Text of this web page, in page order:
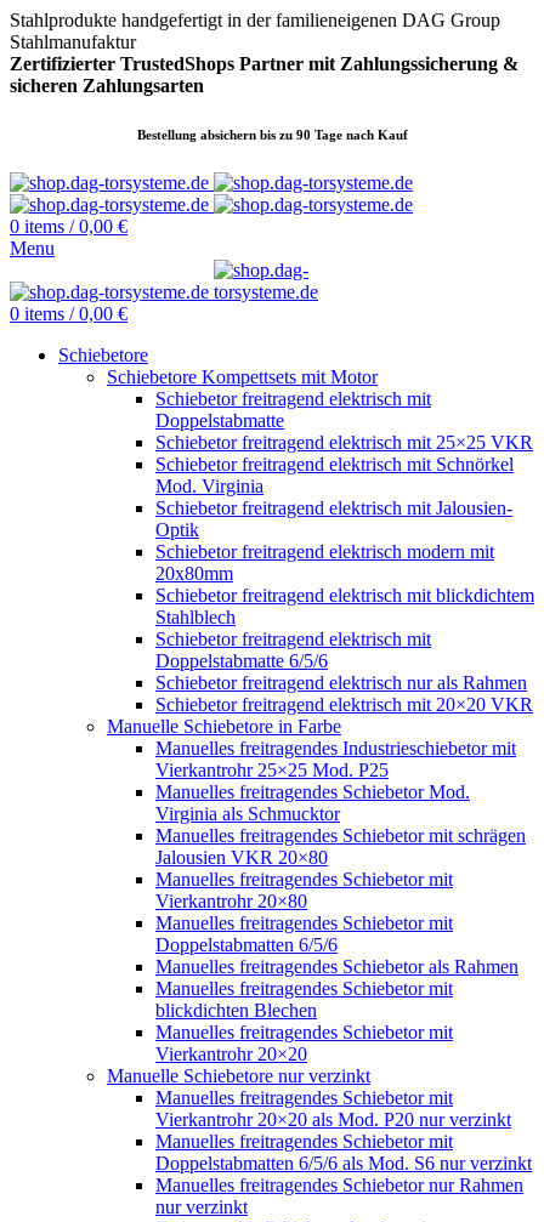
Stahlprodukte handgefertigt in der familieneigenen DAG Group
Stahlmanufaktur
Zertifizierter TrustedShops Partner mit Zahlungssicherung &
sicheren Zahlungsarten
Bestellung absichern bis zu 90 Tage nach Kauf
0 items / 0,00 €
Menu
0 items / 0,00 €
Schiebetore
Schiebetore Kompettsets mit Motor
Schiebetor freitragend elektrisch mit
Doppelstabmatte
Schiebetor freitragend elektrisch mit 25×25 VKR
Schiebetor freitragend elektrisch mit Schnörkel
Mod. Virginia
Schiebetor freitragend elektrisch mit Jalousien-
Optik
Schiebetor freitragend elektrisch modern mit
20x80mm
Schiebetor freitragend elektrisch mit blickdichtem
Stahlblech
Schiebetor freitragend elektrisch mit
Doppelstabmatte 6/5/6
Schiebetor freitragend elektrisch nur als Rahmen
Schiebetor freitragend elektrisch mit 20×20 VKR
Manuelle Schiebetore in Farbe
Manuelles freitragendes Industrieschiebetor mit
Vierkantrohr 25×25 Mod. P25
Manuelles freitragendes Schiebetor Mod.
Virginia als Schmucktor
Manuelles freitragendes Schiebetor mit schrägen
Jalousien VKR 20×80
Manuelles freitragendes Schiebetor mit
Vierkantrohr 20×80
Manuelles freitragendes Schiebetor mit
Doppelstabmatten 6/5/6
Manuelles freitragendes Schiebetor als Rahmen
Manuelles freitragendes Schiebetor mit
blickdichten Blechen
Manuelles freitragendes Schiebetor mit
Vierkantrohr 20×20
Manuelle Schiebetore nur verzinkt
Manuelles freitragendes Schiebetor mit
Vierkantrohr 20×20 als Mod. P20 nur verzinkt
Manuelles freitragendes Schiebetor mit
Doppelstabmatten 6/5/6 als Mod. S6 nur verzinkt
Manuelles freitragendes Schiebetor nur Rahmen
nur verzinkt